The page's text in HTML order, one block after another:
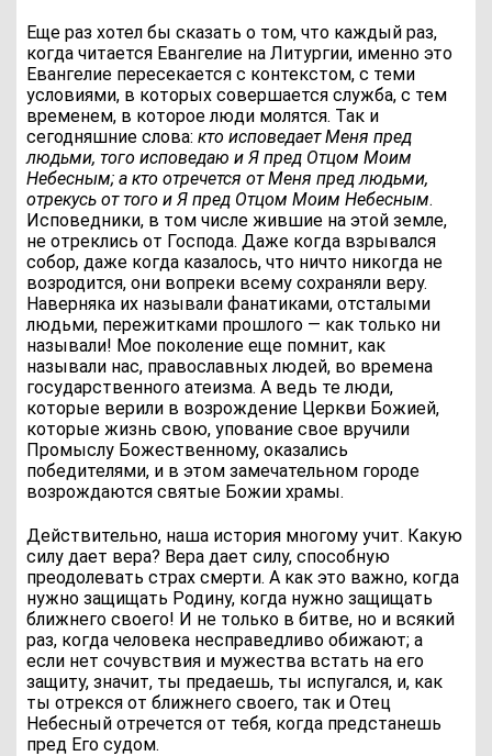
Еще раз хотел бы сказать о том, что каждый раз,
когда читается Евангелие на Литургии, именно это
Евангелие пересекается с контекстом, с теми
условиями, в которых совершается служба, с тем
временем, в которое люди молятся. Так и
сегодняшние слова:кто исповедает Меня пред
людьми, того исповедаю и Я пред Отцом Моим
Небесным; а кто отречется от Меня пред людьми,
отрекусь от того и Я пред Отцом Моим Небесным.
Исповедники, в том числе жившие на этой земле,
не отреклись от Господа. Даже когда взрывался
собор, даже когда казалось, что ничто никогда не
возродится, они вопреки всему сохраняли веру.
Наверняка их называли фанатиками, отсталыми
людьми, пережитками прошлого — как только ни
называли! Мое поколение еще помнит, как
называли нас, православных людей, во времена
государственного атеизма. А ведь те люди,
которые верили в возрождение Церкви Божией,
которые жизнь свою, упование свое вручили
Промыслу Божественному, оказались
победителями, и в этом замечательном городе
возрождаются святые Божии храмы.
Действительно, наша история многому учит. Какую
силу дает вера? Вера дает силу, способную
преодолевать страх смерти. А как это важно, когда
нужно защищать Родину, когда нужно защищать
ближнего своего! И не только в битве, но и всякий
раз, когда человека несправедливо обижают; а
если нет сочувствия и мужества встать на его
защиту, значит, ты предаешь, ты испугался, и, как
ты отрекся от ближнего своего, так и Отец
Небесный отречется от тебя, когда предстанешь
пред Его судом.